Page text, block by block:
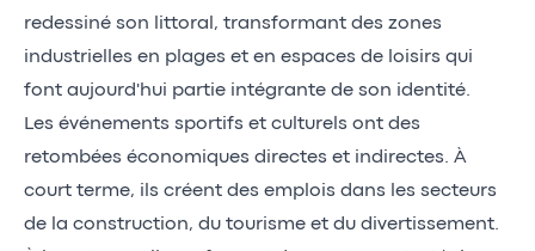
redessiné son littoral, transformant des zones
industrielles en plages et en espaces de loisirs qui
font aujourd'hui partie intégrante de son identité.
Les événements sportifs et culturels ont des
retombées économiques directes et indirectes. À
court terme, ils créent des emplois dans les secteurs
de la construction, du tourisme et du divertissement.